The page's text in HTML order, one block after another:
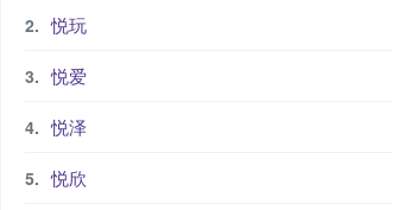
悦玩
悦爱
悦泽
悦欣